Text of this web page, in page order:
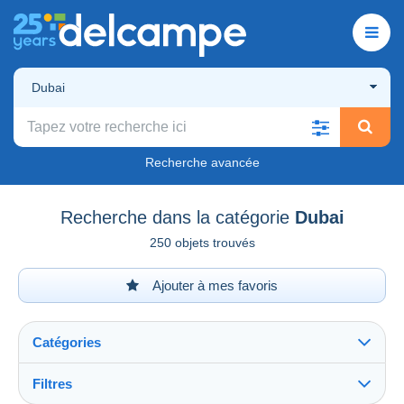
Dubai
Recherche avancée
Recherche dans la catégorie Dubai
250 objets trouvés
Ajouter à mes favoris
Catégories
Filtres